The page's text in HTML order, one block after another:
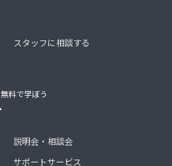
スタッフに相談する
料で学ぼう
説明会・相談会
サポートサービス